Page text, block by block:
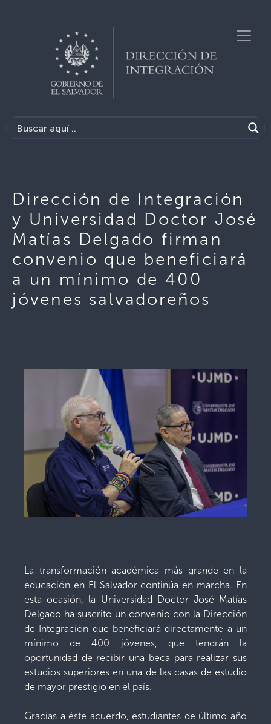
Dirección de Integración
y Universidad Doctor José
Matías Delgado firman
convenio que beneficiará
a un mínimo de 400
jóvenes salvadoreños
La transformación académica más grande en la
educación en El Salvador continúa en marcha. En
esta ocasión, la Universidad Doctor José Matías
Delgado ha suscrito un convenio con la Dirección
de Integración que beneficiará directamente a un
mínimo de 400 jóvenes, que tendrán la
oportunidad de recibir una beca para realizar sus
estudios superiores en una de las casas de estudio
de mayor prestigio en el país.
Gracias a éste acuerdo, estudiantes de último año